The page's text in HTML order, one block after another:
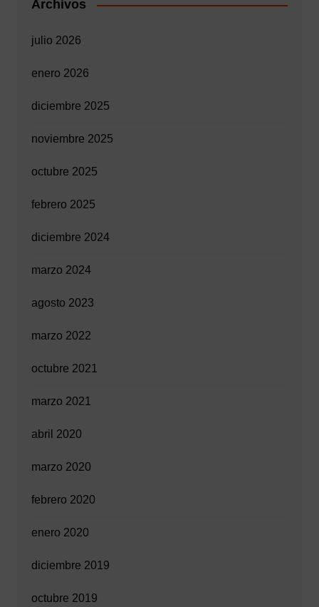
Archivos
julio 2026
enero 2026
diciembre 2025
noviembre 2025
octubre 2025
febrero 2025
diciembre 2024
marzo 2024
agosto 2023
marzo 2022
octubre 2021
marzo 2021
abril 2020
marzo 2020
febrero 2020
enero 2020
diciembre 2019
octubre 2019